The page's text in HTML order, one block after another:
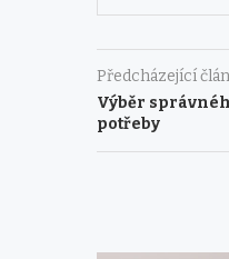
Předcházející
Výběr
potřeby